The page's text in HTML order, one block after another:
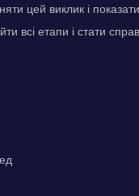
цей виклик і
всі етапи і стати